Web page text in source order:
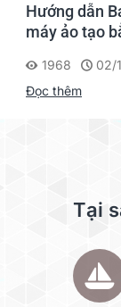
Hướng dẫn
máy ảo tạo
Manager
Synology
1968
02/
Đọc thêm
Tại